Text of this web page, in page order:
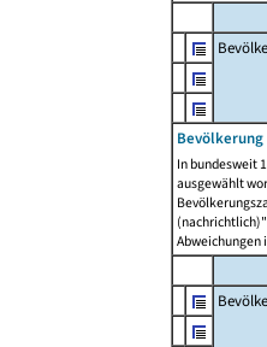
In bundesweit
ausgewählt
Abweichungen